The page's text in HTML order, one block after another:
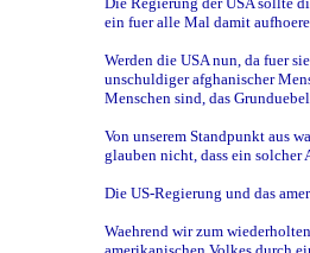
ein fuer alle Mal damit
Werden die USA nun, da fuer
unschuldiger afghanischer
Menschen sind, das
Von unserem Standpunkt aus
glauben nicht, dass ein
Die US-Regierung und das
Waehrend wir zum